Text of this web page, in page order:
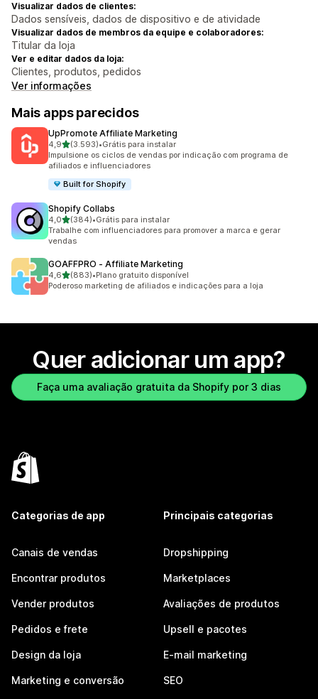
Visualizar dados de clientes:
Dados sensíveis, dados de dispositivo e de atividade
Visualizar dados de membros da equipe e colaboradores:
Titular da loja
Ver e editar dados da loja:
Clientes, produtos, pedidos
Ver informações
Mais apps parecidos
UpPromote Affiliate Marketing
4,9de 5 estrelas
(3.593)
3593 avaliações ao todo
•Grátis para instalar
Impulsione os ciclos de vendas por indicação com programa de
afiliados e influenciadores
Built for Shopify
Shopify Collabs
4,0de 5 estrelas
(384)
384 avaliações ao todo
•Grátis para instalar
Trabalhe com influenciadores para promover a marca e gerar
vendas
GOAFFPRO ‑ Affiliate Marketing
4,6de 5 estrelas
(883)
883 avaliações ao todo
•Plano gratuito disponível
Poderoso marketing de afiliados e indicações para a loja
Quer adicionar um app?
Faça uma avaliação gratuita da Shopify por 3 dias
Categorias de app
Canais de vendas
Encontrar produtos
Vender produtos
Pedidos e frete
Design da loja
Marketing e conversão
Principais categorias
Dropshipping
Marketplaces
Avaliações de produtos
Upsell e pacotes
E-mail marketing
SEO